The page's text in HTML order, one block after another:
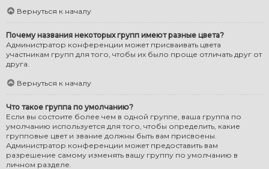
Вернуться к началу
Почему названия некоторых групп имеют разные цвета?
Администратор конференции может присваивать цвета
участникам групп для того, чтобы их было проще отличать друг от
друга.
Вернуться к началу
Что такое группа по умолчанию?
Если вы состоите более чем в одной группе, ваша группа по
умолчанию используется для того, чтобы определить, какие
групповые цвет и звание должны быть вам присвоены.
Администратор конференции может предоставить вам
разрешение самому изменять вашу группу по умолчанию в
личном разделе.